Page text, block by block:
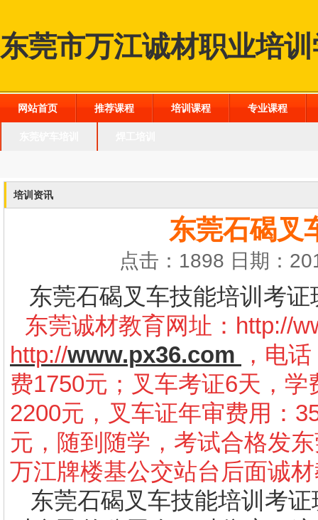
东莞市万江诚材职业培
网站首页 推荐课程 培训课程 专业课程
培训资讯
东莞石碣叉
点击：1898 日期：
东莞石碣叉车技能培训考证
东莞诚材教育网址： http://
http://www.px36.com
，电
费1750元；叉车考证6天，
2200元，叉车证年审费用：
元，随到随学，考试合格发
万江牌楼基公交站台后面诚
东莞石碣叉车技能培训考证